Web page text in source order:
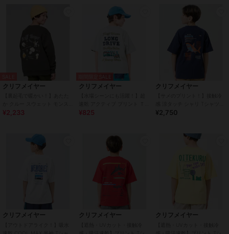
クリフメイヤー
ー 120cm～170cm
¥2,233
クリフメイヤー
ャツ 120cm～170cm
¥825
クリフメイヤー
120cm～170cm
¥2,750
クリフメイヤー クリフメイヤー クリフメイヤー